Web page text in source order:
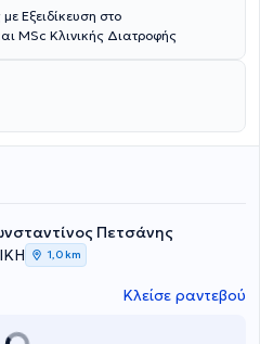
Εξειδίκευση στο
MSc Κλινικής Διατροφής
Πετσάνης
1,0 km
Κλείσε ραντεβού